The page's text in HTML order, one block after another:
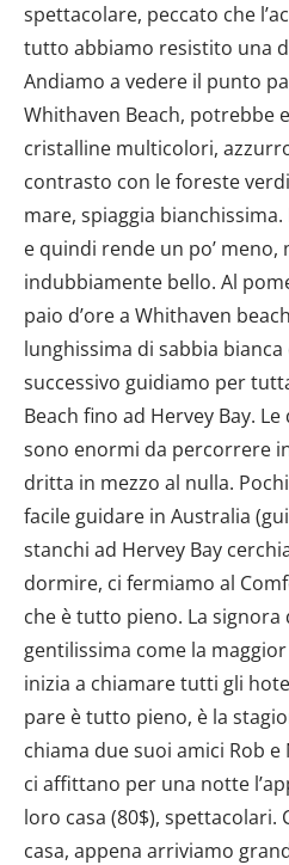
spettacolare, peccato che
tutto abbiamo resistito una
Andiamo a vedere il punto
Whithaven Beach, potrebbe
cristalline multicolori,
contrasto con le foreste
mare, spiaggia
e quindi rende un po’ meno,
indubbiamente bello. Al
paio d’ore a Whithaven
lunghissima di sabbia
successivo guidiamo per
Beach fino ad Hervey Bay.
sono enormi da percorrere
dritta in mezzo al nulla.
facile guidare in Australia
stanchi ad Hervey Bay
dormire, ci fermiamo al
che è tutto pieno. La signora
gentilissima come la
inizia a chiamare tutti gli
pare è tutto pieno, è la
chiama due suoi amici Rob
ci affittano per una notte
loro casa (80$), spettacolari.
casa, appena arriviamo